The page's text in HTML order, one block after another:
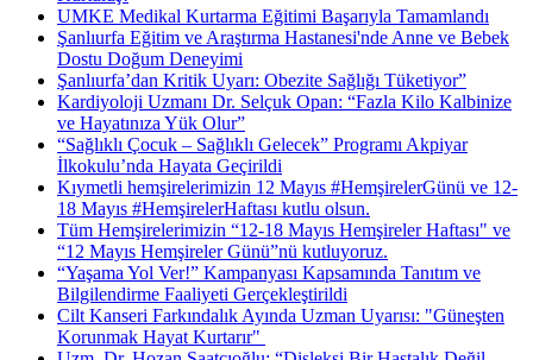
UMKE Medikal Kurtarma Eğitimi Başarıyla Tamamlandı
Şanlıurfa Eğitim ve Araştırma Hastanesi'nde Anne ve Bebek
Dostu Doğum Deneyimi
Şanlıurfa’dan Kritik Uyarı: Obezite Sağlığı Tüketiyor”
Kardiyoloji Uzmanı Dr. Selçuk Opan: “Fazla Kilo Kalbinize
ve Hayatınıza Yük Olur”
“Sağlıklı Çocuk – Sağlıklı Gelecek” Programı Akpiyar
İlkokulu’nda Hayata Geçirildi
Kıymetli hemşirelerimizin 12 Mayıs #HemşirelerGünü ve 12-
18 Mayıs #HemşirelerHaftası kutlu olsun.
Tüm Hemşirelerimizin “12-18 Mayıs Hemşireler Haftası" ve
“12 Mayıs Hemşireler Günü”nü kutluyoruz.
“Yaşama Yol Ver!” Kampanyası Kapsamında Tanıtım ve
Bilgilendirme Faaliyeti Gerçekleştirildi
Cilt Kanseri Farkındalık Ayında Uzman Uyarısı: "Güneşten
Korunmak Hayat Kurtarır" ​